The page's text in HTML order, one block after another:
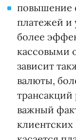
повышение
платежей и
более
кассовыми
зависит
валюты,
трансакций
важный